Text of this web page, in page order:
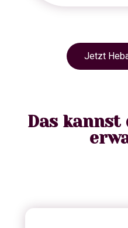
Jetzt
Das kannst